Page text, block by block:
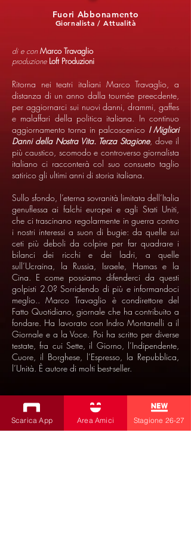
Giornalista / Attualità
Fuori Abbonamento
di e conMarco Travaglio
produzione Loft Produzioni
Ritorna nei teatri italiani Marco Travaglio, a
distanza di un anno dalla tournée preecdente,
per aggiornarci sui nuovi danni, drammi, gaffes
e malaffari della politica italiana. In continuo
aggiornamento torna in palcoscenico I Migliori
Danni della Nostra Vita. Terza Stagione, dove il
più caustico, scomodo e controverso giornalista
italiano ci racconterà col suo consueto taglio
satirico gli ultimi anni di storia italiana.
Sullo sfondo, l’eterna sovranità limitata dell’Italia
genuflessa ai falchi europei e agli Stati Uniti,
che ci trascinano regolarmente in guerra contro
i nostri interessi a suon di bugie: da quelle sui
ceti più deboli da colpire per far quadrare i
bilanci dei ricchi e dei ladri, a quelle
sull’Ucraina, la Russia, Israele, Hamas e la
Cina. E come possiamo difenderci da questi
golpisti 2.0? Sorridendo di più e informandoci
meglio.. Marco Travaglio è condirettore del
Fatto Quotidiano, giornale che ha contribuito a
fondare. Ha lavorato con Indro Montanelli a il
Giornale e a la Voce. Poi ha scritto per diverse
testate, fra cui Sette, il Giorno, l’Indipendente,
Cuore, il Borghese, l’Espresso, la Repubblica,
l’Unità. È autore di molti best-seller.
Scarica App Area Amici Stagione 26-27